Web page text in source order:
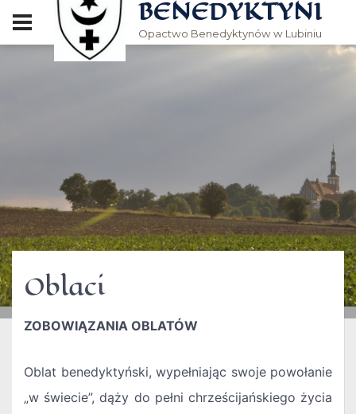
BENEDYKTYNI
Opactwo Benedyktynów w Lubiniu
Oblaci
ZOBOWIĄZANIA OBLATÓW
Oblat benedyktyński, wypełniając swoje powołanie
„w świecie”, dąży do pełni chrześcijańskiego życia